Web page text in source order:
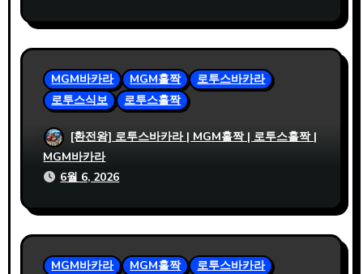
MGM바카라 MGM홀짝
로투스바카라
로투스식보
로투스홀짝
사설파워볼 정보 확인 전 체크해야 할 기본
항목
[환전왕] 로투스바카라 | MGM홀짝 | 로투스홀짝 |
MGM바카라
6월 6, 2026
MGM바카라 MGM홀짝
로투스바카라